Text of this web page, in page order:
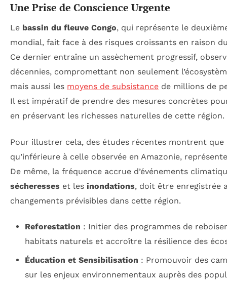
Une Prise de Conscience Urgente
Le bassin du fleuve Congo, qui représente le
mondial, fait face à des risques croissants en raison
Ce dernier entraîne un assèchement progressif,
décennies, compromettant non seulement
mais aussi les moyens de subsistance de millions de
Il est impératif de prendre des mesures concrètes
en préservant les richesses naturelles de cette région.
Pour illustrer cela, des études récentes montrent
qu’inférieure à celle observée en Amazonie,
De même, la fréquence accrue d’événements
sécheresses et les inondations, doit être enregistrée
changements prévisibles dans cette région.
Reforestation : Initier des programmes de
habitats naturels et accroître la résilience des
Éducation et Sensibilisation : Promouvoir des
sur les enjeux environnementaux auprès des